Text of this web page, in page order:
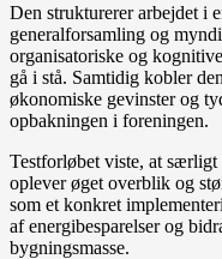
Den strukturerer arbejdet i
generalforsamling og
organisatoriske og
gå i stå. Samtidig kobler
økonomiske gevinster og
opbakningen i foreningen.
Testforløbet viste, at særligt
oplever øget overblik og
som et konkret
af energibesparelser og
bygningsmasse.